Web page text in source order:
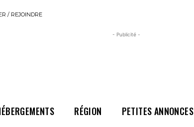
/ REJOINDRE
- Publicité -
RÉGION PETITES ANNONCES